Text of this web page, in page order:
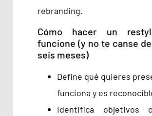
rebranding.
Cómo hacer un
funcione (y no te canse
seis meses)
Define qué quieres
funciona y es
Identifica objetivos